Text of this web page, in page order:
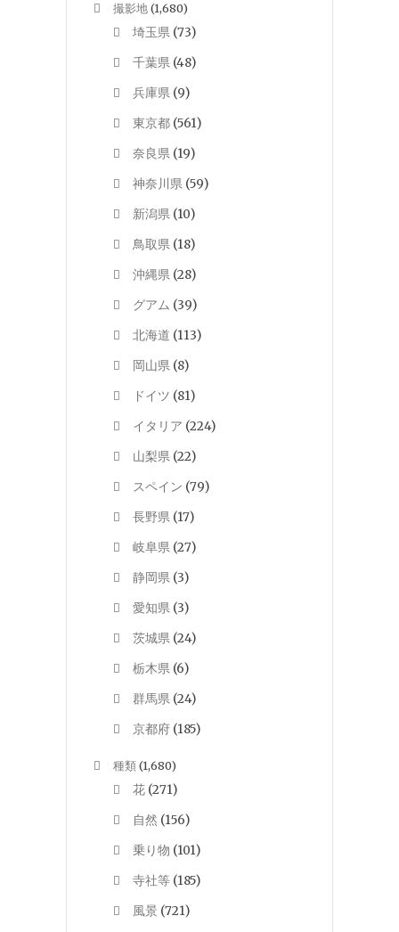
撮影地(1,680)
埼玉県 (73)
千葉県 (48)
兵庫県 (9)
東京都 (561)
奈良県 (19)
神奈川県 (59)
新潟県 (10)
鳥取県 (18)
沖縄県 (28)
グアム (39)
北海道 (113)
岡山県 (8)
ドイツ (81)
イタリア (224)
山梨県 (22)
スペイン (79)
長野県 (17)
岐阜県 (27)
静岡県 (3)
愛知県 (3)
茨城県 (24)
栃木県 (6)
群馬県 (24)
京都府 (185)
種類(1,680)
花 (271)
自然 (156)
乗り物 (101)
寺社等 (185)
風景 (721)